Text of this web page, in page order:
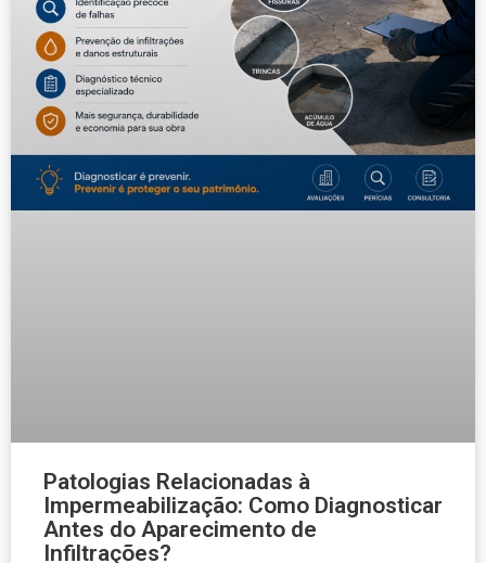
Patologias Relacionadas à
Impermeabilização: Como Diagnosticar
Antes do Aparecimento de
Infiltrações?